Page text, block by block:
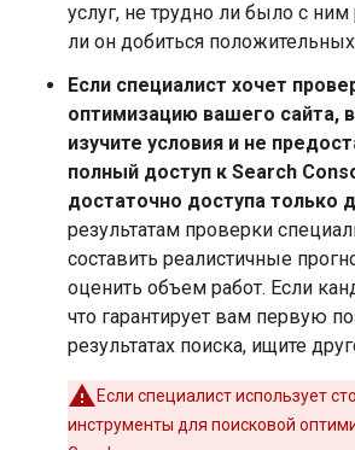
услуг, не трудно ли было с ним
ли он добиться положительных
Если специалист хочет
оптимизацию вашего сайта,
изучите условия и не
полный доступ к Search
достаточно доступа только
результатам проверки
составить реалистичные
оценить объем работ. Если
что гарантирует вам первую
результатах поиска, ищите
Если специалист использует
инструменты для поисковой